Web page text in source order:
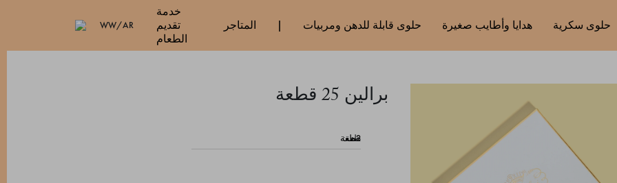
حلوى سكرية هدايا وأطايب صغيرة حلوى قابلة للدهن ومربيات المتاجر
خدمة
تقديم
الطعام
WW/AR
برالين 25 قطعة
طعة: